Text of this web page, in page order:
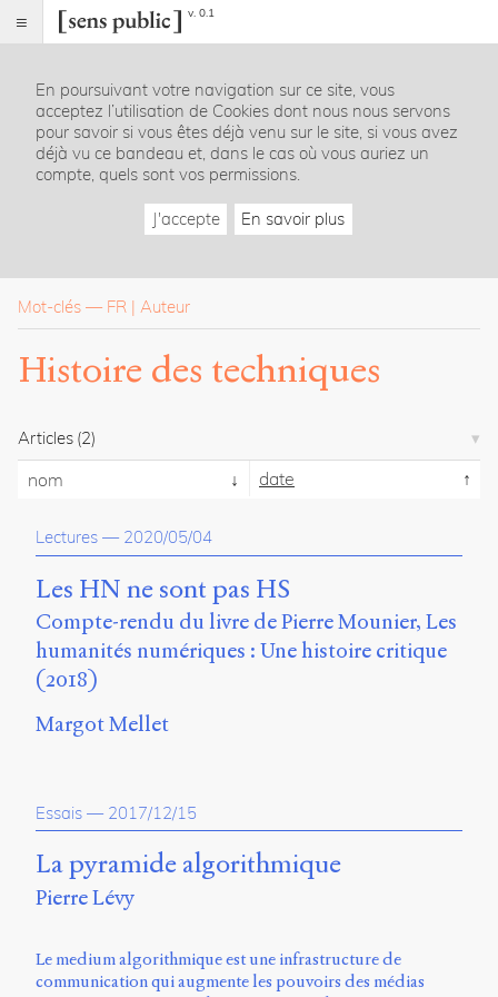
v. 0.1
Index
Rubriques
Essais
La
revue
Présentation
Publier
du
site
Archipel
En
ligne
Sherbrooke
Campus
de
Longueuil
Local
150
Pl.
En poursuivant votre navigation sur ce site, vous
acceptez l’utilisation de Cookies dont nous nous servons
pour savoir si vous êtes déjà venu sur le site, si vous avez
déjà vu ce bandeau et, dans le cas où vous auriez un
compte, quels sont vos permissions.
J'accepte En savoir plus
Mot-clés — FR Auteur
Histoire des techniques
Articles (2)
nom date
Lectures — 2020/05/04
Les HN ne sont pas HS
Compte-rendu du livre de Pierre Mounier, Les
humanités numériques : Une histoire critique
(2018)
Margot Mellet
Essais — 2017/12/15
La pyramide algorithmique
Pierre Lévy
Le medium algorithmique est une infrastructure de
communication qui augmente les pouvoirs des médias